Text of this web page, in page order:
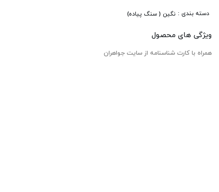
دسته بندی : نگین ( سنگ پیاده)
ویژگی های محصول
همراه با کارت شناسنامه از سایت جواهران